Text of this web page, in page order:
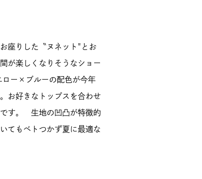
座りした〝ヌネット"とお
が楽しくなりそうなショー
ロー×ブルーの配色が今年
お好きなトップスを合わせ
す。 生地の凹凸が特徴的
てもベトつかず夏に最適な